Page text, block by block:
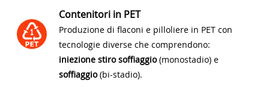
Contenitori in PET
Produzione di flaconi e pilloliere in PET con
tecnologie diverse che comprendono:
iniezione stiro soffiaggio(monostadio) e
soffiaggio(bi-stadio).